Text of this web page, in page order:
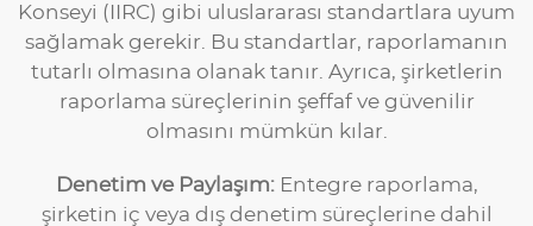
Konseyi (IIRC) gibi uluslararası standartlara uyum
sağlamak gerekir. Bu standartlar, raporlamanın
tutarlı olmasına olanak tanır. Ayrıca, şirketlerin
raporlama süreçlerinin şeffaf ve güvenilir
olmasını mümkün kılar.
Denetim ve Paylaşım:Entegre raporlama,
şirketin iç veya dış denetim süreçlerine dahil